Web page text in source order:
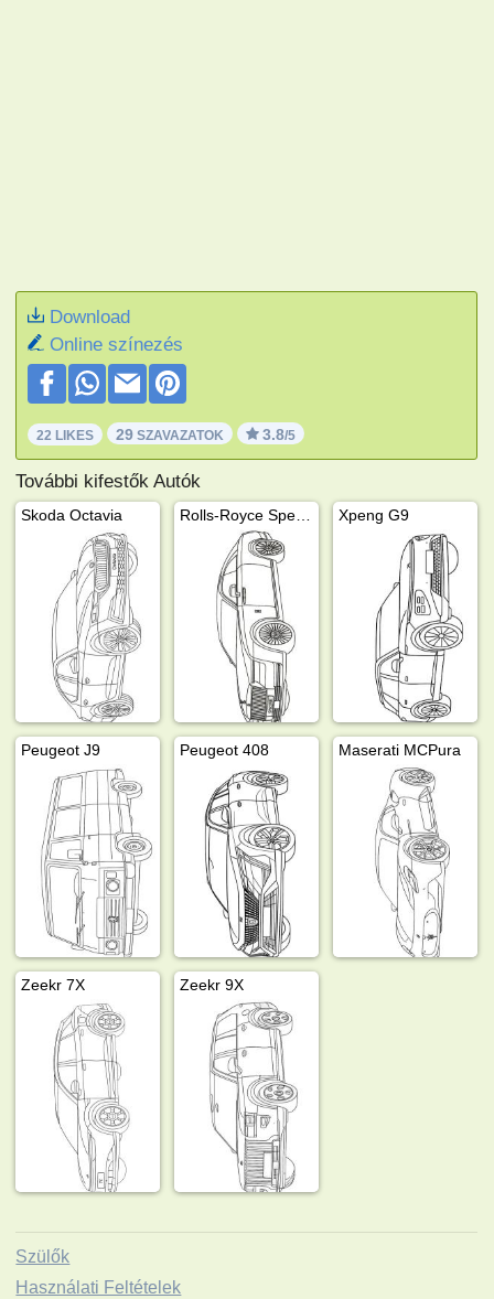
Download
Online színezés
22 LIKES 29 SZAVAZATOK 3.8/5
További kifestők Autók
Skoda Octavia Xpeng G9
Peugeot J9 Peugeot 408 Maserati MCPura
Zeekr 7X Zeekr 9X
Szülők
Használati Feltételek